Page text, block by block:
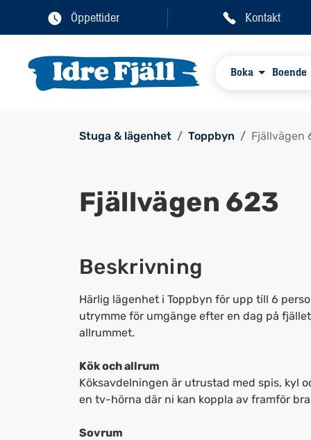
Öppettider Kontakt
Boka Boende
Stuga & lägenhet Toppbyn Fjällvägen
Fjällvägen 623
Beskrivning
Härlig lägenhet i Toppbyn för upp till 6
utrymme för umgänge efter en dag på
allrummet.
Kök och allrum
Köksavdelningen är utrustad med spis, kyl
en tv-hörna där ni kan koppla av framför
Sovrum